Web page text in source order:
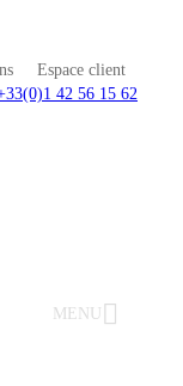
Espace client
42 56 15 62
MENU